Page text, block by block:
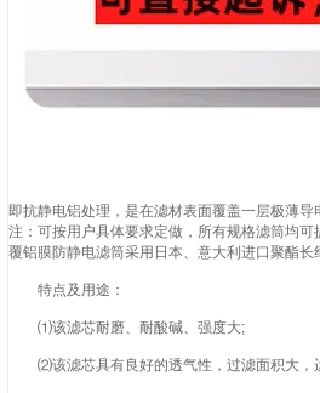
即抗静电铝处理，是在滤材表面覆盖一层极薄
注：可按用户具体要求定做，所有规格滤筒均可
覆铝膜防静电滤筒采用日本、意大利进口聚酯
特点及用途：
⑴该滤芯耐磨、耐酸碱、强度大;
⑵该滤芯具有良好的透气性，过滤面积大，